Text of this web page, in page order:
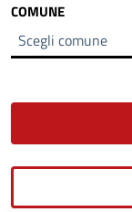
COMUNE
Scegli comune